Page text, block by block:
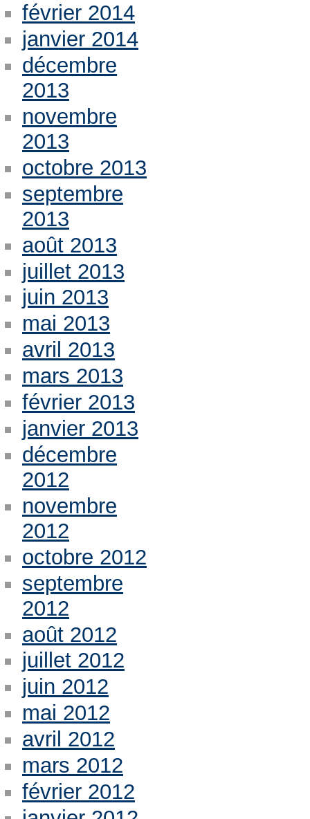
février 2014
janvier 2014
décembre
2013
novembre
2013
octobre 2013
septembre
2013
août 2013
juillet 2013
juin 2013
mai 2013
avril 2013
mars 2013
février 2013
janvier 2013
décembre
2012
novembre
2012
octobre 2012
septembre
2012
août 2012
juillet 2012
juin 2012
mai 2012
avril 2012
mars 2012
février 2012